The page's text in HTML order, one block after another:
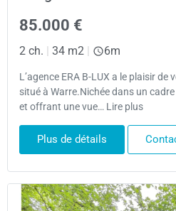
85.000 €
2 ch. | 34 m2 | 6m
L’agence ERA B-LUX a le plaisir de
situé à Warre.Nichée dans un
et offrant une vue… Lire plus
Plus de détails